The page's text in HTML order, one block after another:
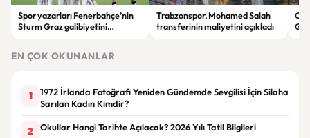
Spor yazarları Fenerbahçe’nin
Sturm Graz galibiyetini
Trabzonspor, Mohamed Salah
transferinin maliyetini açıkladı
EN ÇOK OKUNANLAR
1
1972 İrlanda Fotoğrafı Yeniden Gündemde Sevgilisi İçin Silaha
Sarılan Kadın Kimdir?
2 Okullar Hangi Tarihte Açılacak? 2026 Yılı Tatil Bilgileri